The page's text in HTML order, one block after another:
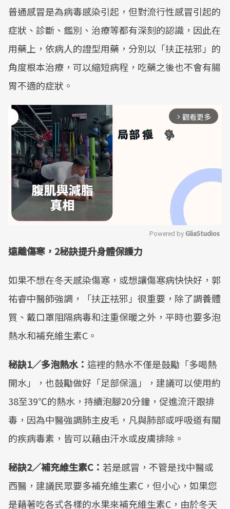
普通感冒是為病毒感染引起，但對流行性感冒引起的
症狀、診斷、鑑別、治療等都有深刻的認識，因此在
用藥上，依病人的證型用藥，分別以「扶正祛邪」的
角度根本治療，可以縮短病程，吃藥之後也不會有腸
胃不適的症狀。
arrow_forward_ios 觀看更多
Powered by GliaStudios
遠離傷寒，2秘訣提升身體保護力
如果不想在冬天感染傷寒，或想讓傷寒病快快好，郭
祐睿中醫師強調，「扶正祛邪」很重要，除了調養體
質、戴口罩阻隔病毒和注重保暖之外，平時也要多泡
熱水和補充維生素C。
秘訣1／多泡熱水： 這裡的熱水不僅是鼓勵「多喝熱
開水」，也鼓勵做好「足部保溫」，建議可以使用約
38至39℃的熱水，持續泡腳20分鐘，促進流汗跟排
毒，因為中醫強調肺主皮毛，凡與肺部或呼吸道有關
的疾病毒素，皆可以藉由汗水或皮膚排除。
秘訣2／補充維生素C： 若是感冒，不管是找中醫或
西醫，建議民眾要多補充維生素C，但小心，如果您
是藉著吃各式各樣的水果來補充維生素C，由於冬天